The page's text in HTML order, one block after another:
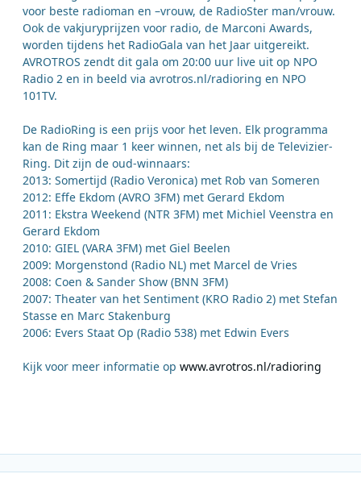
voor beste radioman en –vrouw, de RadioSter man/vrouw.
Ook de vakjuryprijzen voor radio, de Marconi Awards,
worden tijdens het RadioGala van het Jaar uitgereikt.
AVROTROS zendt dit gala om 20:00 uur live uit op NPO
Radio 2 en in beeld via avrotros.nl/radioring en NPO
101TV.
De RadioRing is een prijs voor het leven. Elk programma
kan de Ring maar 1 keer winnen, net als bij de Televizier-
Ring. Dit zijn de oud-winnaars:
2013: Somertijd (Radio Veronica) met Rob van Someren
2012: Effe Ekdom (AVRO 3FM) met Gerard Ekdom
2011: Ekstra Weekend (NTR 3FM) met Michiel Veenstra en
Gerard Ekdom
2010: GIEL (VARA 3FM) met Giel Beelen
2009: Morgenstond (Radio NL) met Marcel de Vries
2008: Coen & Sander Show (BNN 3FM)
2007: Theater van het Sentiment (KRO Radio 2) met Stefan
Stasse en Marc Stakenburg
2006: Evers Staat Op (Radio 538) met Edwin Evers
Kijk voor meer informatie op www.avrotros.nl/radioring